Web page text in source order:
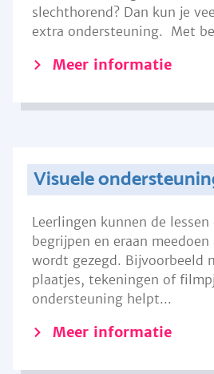
slechthorend? Dan kun je
extra ondersteuning. Met
Meer informatie
Visuele
Leerlingen kunnen de
begrijpen en eraan
wordt gezegd. Bijvoorbeeld
plaatjes, tekeningen of
ondersteuning helpt...
Meer informatie